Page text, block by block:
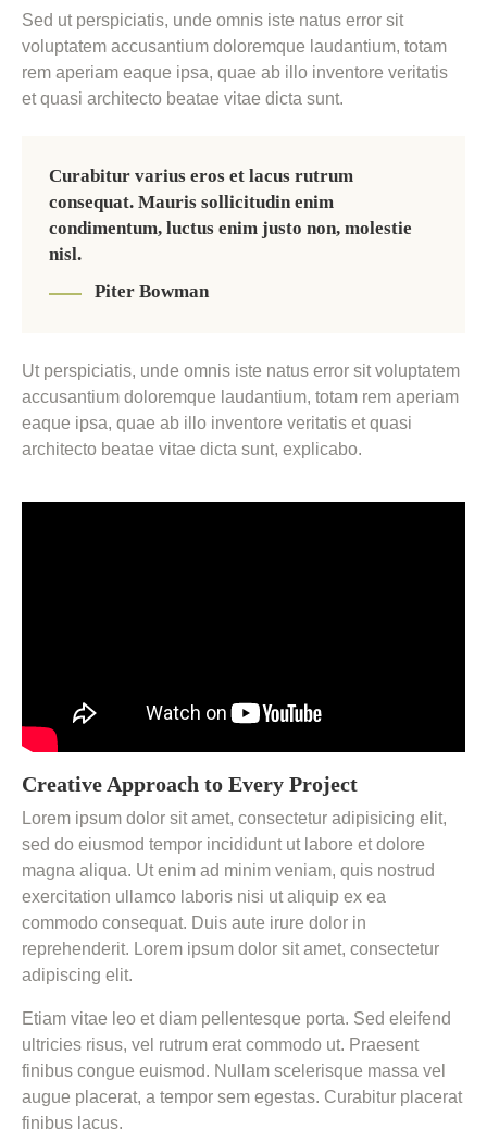
Sed ut perspiciatis, unde omnis iste natus error sit
voluptatem accusantium doloremque laudantium, totam
rem aperiam eaque ipsa, quae ab illo inventore veritatis
et quasi architecto beatae vitae dicta sunt.
Curabitur varius eros et lacus rutrum
consequat. Mauris sollicitudin enim
condimentum, luctus enim justo non, molestie
nisl.
Piter Bowman
Ut perspiciatis, unde omnis iste natus error sit voluptatem
accusantium doloremque laudantium, totam rem aperiam
eaque ipsa, quae ab illo inventore veritatis et quasi
architecto beatae vitae dicta sunt, explicabo.
Creative Approach to Every Project
Lorem ipsum dolor sit amet, consectetur adipisicing elit,
sed do eiusmod tempor incididunt ut labore et dolore
magna aliqua. Ut enim ad minim veniam, quis nostrud
exercitation ullamco laboris nisi ut aliquip ex ea
commodo consequat. Duis aute irure dolor in
reprehenderit. Lorem ipsum dolor sit amet, consectetur
adipiscing elit.
Etiam vitae leo et diam pellentesque porta. Sed eleifend
ultricies risus, vel rutrum erat commodo ut. Praesent
finibus congue euismod. Nullam scelerisque massa vel
augue placerat, a tempor sem egestas. Curabitur placerat
finibus lacus.